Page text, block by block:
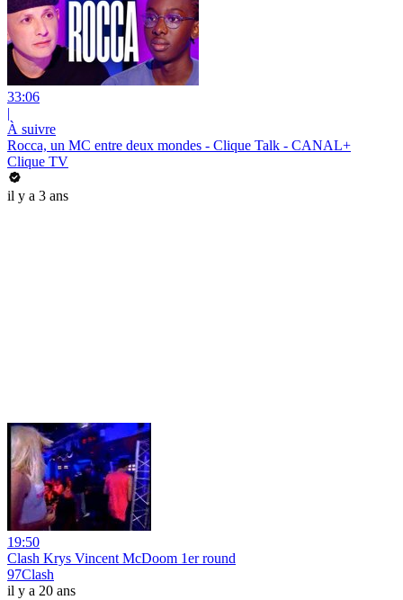
33:06
|
À suivre
Rocca, un MC entre deux mondes - Clique Talk - CANAL+
Clique TV
il y a 3 ans
19:50
Clash Krys Vincent McDoom 1er round
97Clash
il y a 20 ans